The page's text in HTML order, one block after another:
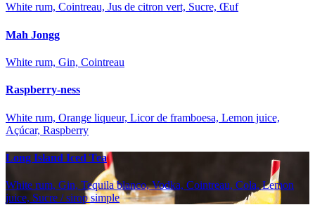
White rum, Cointreau, Jus de citron vert, Sucre, Œuf
Mah Jongg
White rum, Gin, Cointreau
Raspberry-ness
White rum, Orange liqueur, Licor de framboesa, Lemon juice,
Açúcar, Raspberry
Long Island Iced Tea
White rum, Gin, Tequila blanco, Vodka, Cointreau, Cola, Lemon
juice, Sucre / sirop simple